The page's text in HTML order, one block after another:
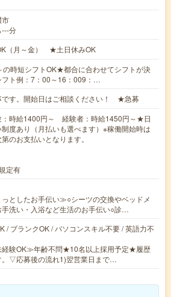
市
---分
（月～金） ★土日休みOK
時短シフトOK★都合に合わせてシフトが決
フト例：7：00～16：009：…
です。開始日はご相談ください！ ★急募
：時給1400円～ 経験者：時給1450円～★日
度あり（月払いも選べます）※稼働開始時は
のお支払いとなります。
定有
としたお手伝い≫○シーツの交換やベッドメ
手洗い・入浴など生活のお手伝い○診…
/ ブランクOK / パソコンスキル不要 / 英語力不
験OK≫年齢不問★10名以上採用予定★履歴
。▽応募後の流れ1)翌営業日まで…